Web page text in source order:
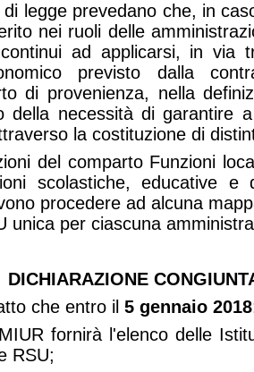
legge prevedano che, in
nei ruoli delle
ad applicarsi, in via
previsto dalla
di provenienza, nella
della necessità di garantire
la costituzione di
del comparto Funzioni
scolastiche, educative
procedere ad alcuna
unica per ciascuna
DICHIARAZIONE
che entro il 5 gennaio 2018
l'elenco delle
RSU;